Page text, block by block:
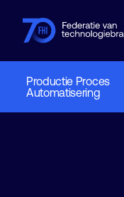
Leden
Over
Productie Proces
Automatisering